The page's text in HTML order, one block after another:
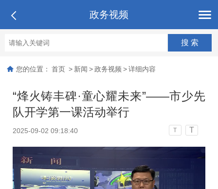
政务视频
您的位置： 首页 > 新闻 > 政务视频 > 详细内容
“烽火铸丰碑·童心耀未来”——市少先
队开学第一课活动举行
2025-09-02 09:18:40 T T